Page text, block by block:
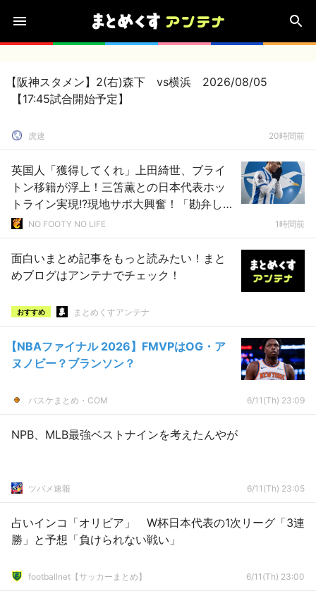
【阪神スタメン】2(右)森下 vs横浜 2026/08/05
【17:45試合開始予定】
虎速 20時間前
英国人「獲得してくれ」上田綺世、ブライ
トン移籍が浮上！三笘薫との日本代表ホッ
トライン実現!?現地サポ大興奮！「勘弁して
くれ」と危惧される懸念点とは!?【海外の反
NO FOOTY NO LIFE 1時間前
面白いまとめ記事をもっと読みたい！まと
めブログはアンテナでチェック！
おすすめ まとめくすアンテナ
【NBAファイナル 2026】FMVPはOG・ア
ヌノビー？ブランソン？
バスケまとめ・COM 6/11(Th) 23:09
NPB、MLB最強ベストナインを考えたんやが
ツバメ速報 6/11(Th) 23:05
占いインコ「オリビア」 W杯日本代表の1次リーグ「3連
勝」と予想「負けられない戦い」
footballnet【サッカーまとめ】 6/11(Th) 23:00